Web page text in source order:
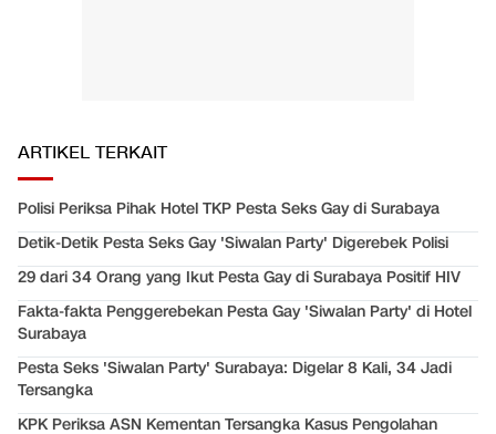
ARTIKEL TERKAIT
Polisi Periksa Pihak Hotel TKP Pesta Seks Gay di Surabaya
Detik-Detik Pesta Seks Gay 'Siwalan Party' Digerebek Polisi
29 dari 34 Orang yang Ikut Pesta Gay di Surabaya Positif HIV
Fakta-fakta Penggerebekan Pesta Gay 'Siwalan Party' di Hotel
Surabaya
Pesta Seks 'Siwalan Party' Surabaya: Digelar 8 Kali, 34 Jadi
Tersangka
KPK Periksa ASN Kementan Tersangka Kasus Pengolahan